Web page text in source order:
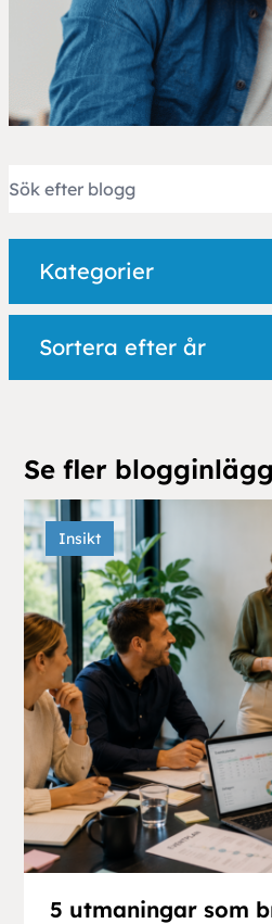
Kategorier
Sortera efter år
Se fler blogginlägg
Insikt
5 utmaningar som